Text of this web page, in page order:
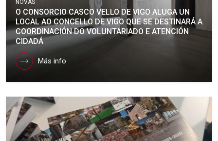
NOVAS
O CONSORCIO CASCO VELLO DE VIGO ALUGA UN
LOCAL AO CONCELLO DE VIGO QUE SE DESTINARÁ A
COORDINACIÓN DO VOLUNTARIADO E ATENCIÓN
CIDADÁ
Más info